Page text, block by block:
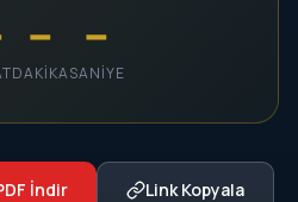
--
DAKIKA
--
SANIYE
İndir Link Kopyala